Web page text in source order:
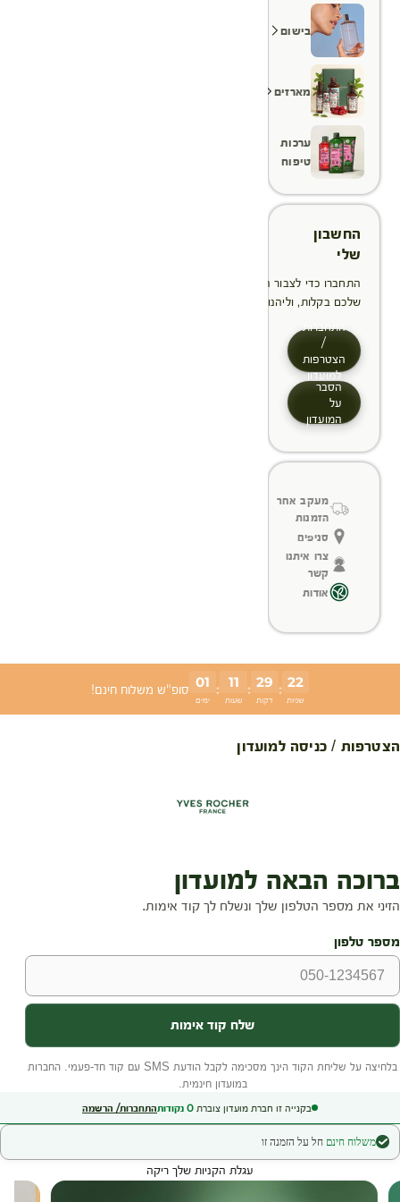
בישום
מארזים
ערכות
טיפוח
החשבון
שלי
התחברו כדי לצבור הטבות, לנהל ולעקוב אחר ההזמנות
שלכם בקלות, וליהנות מתהליך תשלום מהיר יותר
התחברות
/
הצטרפות
למועדון
הסבר
על
המועדון
מעקב אחר
הזמנות
סניפים
צרו איתנו
קשר
אודות
01
ימים
: 11
שעות
: 29
דקות
: 22
שניות
סופ"ש משלוח חינם!
הצטרפות / כניסה למועדון
בקנייה זו חברת מועדון צוברת 0 נקודותהתחברות/ הרשמה
משלוח חינם חל על הזמנה זו
עגלת הקניות שלך ריקה